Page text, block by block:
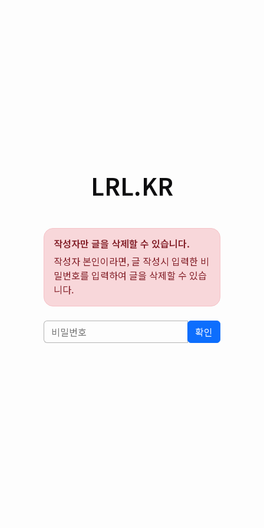
LRL.KR
작성자만 글을 삭제할 수 있습니다.
작성자 본인이라면, 글 작성시 입력한 비
밀번호를 입력하여 글을 삭제할 수 있습
니다.
확인